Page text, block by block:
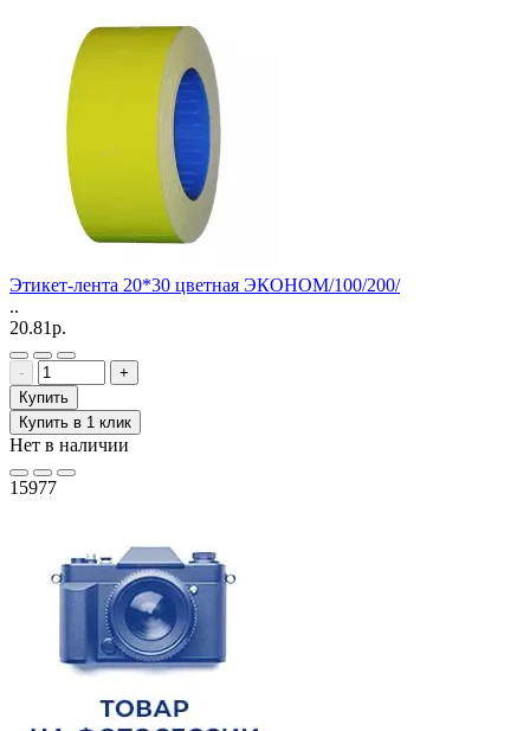
Этикет-лента 20*30 цветная ЭКОНОМ/100/200/
..
20.81р.
-
+
Купить
Купить в 1 клик
Нет в наличии
15977